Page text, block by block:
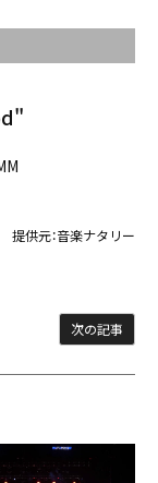
提供元：音楽ナタリー
次の記事